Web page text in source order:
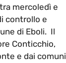
mercoledì e
controllo e
di Eboli. Il
Conticchio,
e dai comuni